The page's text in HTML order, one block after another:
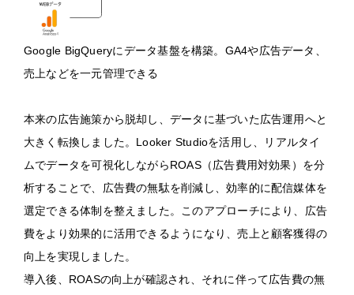
Google BigQueryにデータ基盤を構築。GA4や広告データ、
売上などを一元管理できる
本来の広告施策から脱却し、データに基づいた広告運用へと
大きく転換しました。Looker Studioを活用し、リアルタイ
ムでデータを可視化しながらROAS（広告費用対効果）を分
析することで、広告費の無駄を削減し、効率的に配信媒体を
選定できる体制を整えました。このアプローチにより、広告
費をより効果的に活用できるようになり、売上と顧客獲得の
向上を実現しました。
導入後、ROASの向上が確認され、それに伴って広告費の無